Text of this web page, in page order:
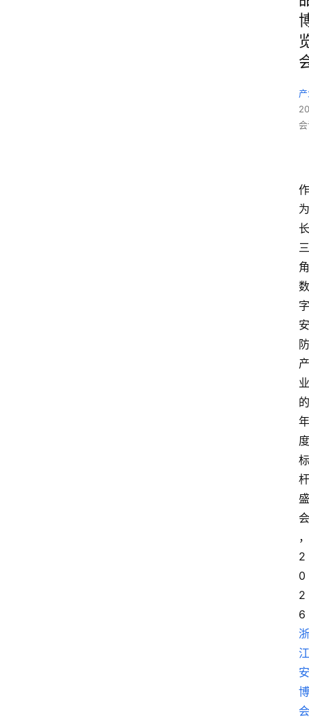
作
为
长
三
角
数
字
安
防
产
业
的
年
度
标
杆
盛
会
，
2
0
2
6
浙
江
安
博
会